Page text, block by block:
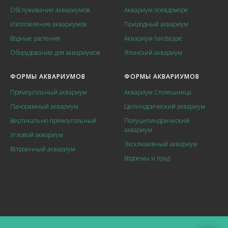
Обслуживание аквариумов
Изготовление аквариумов
Водные растения
Оборудование для аквариумов
Аквариум псевдоморе
Природный аквариум
Аквариум hardscape
Японский аквариум
ФОРМЫ АКВАРИУМОВ
Прямоугольный аквариум
Панорамный аквариум
Вертикально-прямоугольный
Угловой аквариум
Встроенный аквариум
ФОРМЫ АКВАРИУМОВ
Аквариум Столешница
Цилиндрический аквариум
Полуцилиндрический
аквариум
Эксклюзивный аквариум
Водоемы и пруд